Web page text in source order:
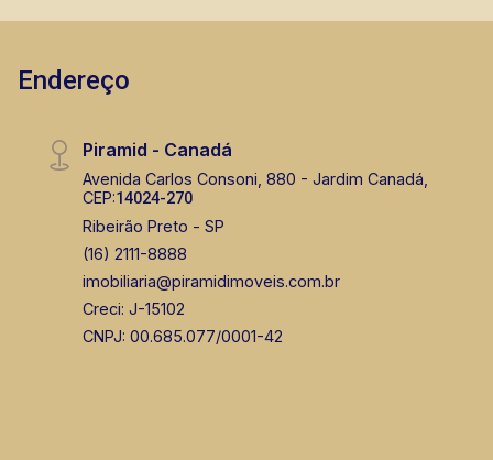
Endereço
Piramid - Canadá
Avenida Carlos Consoni, 880 - Jardim Canadá,
CEP:14024-270
Ribeirão Preto - SP
(16) 2111-8888
imobiliaria@piramidimoveis.com.br
Creci: J-15102
CNPJ: 00.685.077/0001-42